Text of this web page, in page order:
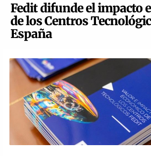
Fedit difunde el impacto
de los Centros
España